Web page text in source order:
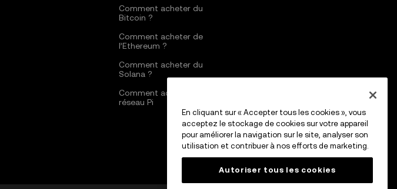
Comment acheter du
Bitcoin ?
Comment acheter de
l’Ethereum ?
Comment acheter du
Solana ?
Comment acheter du
réseau Pi
En cliquant sur « Accepter tous les cookies », vous
acceptez le stockage de cookies sur votre appareil
pour améliorer la navigation sur le site, analyser son
utilisation et contribuer à nos efforts de marketing.
Autoriser tous les cookies